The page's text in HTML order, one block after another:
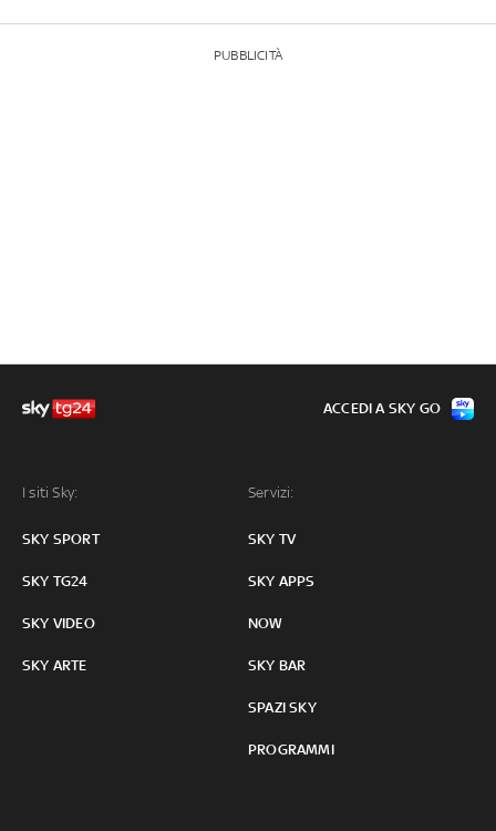
PUBBLICITÀ
I siti Sky:
SKY SPORT
SKY TG24
SKY VIDEO
SKY ARTE
Servizi:
SKY TV
SKY APPS
NOW
SKY BAR
SPAZI SKY
PROGRAMMI
ACCEDI A SKY GO